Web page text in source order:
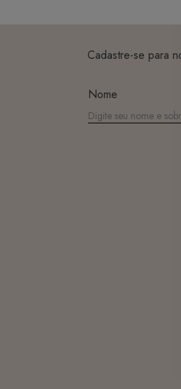
Cadastre-se para
Nome